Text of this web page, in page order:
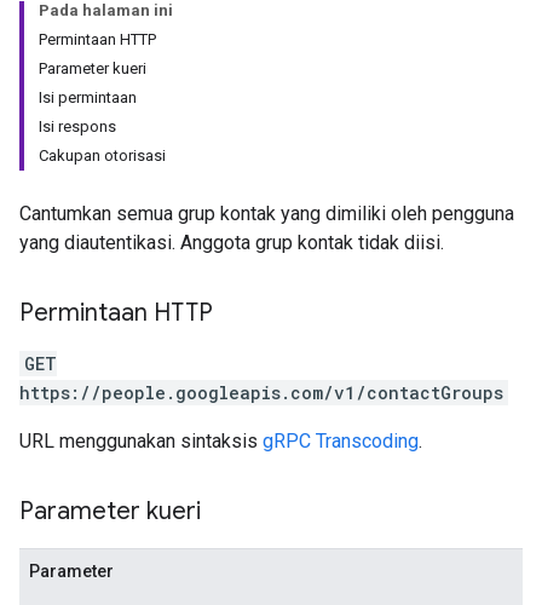
Pada halaman ini
Permintaan HTTP
Parameter kueri
Isi permintaan
Isi respons
Cakupan otorisasi
Cantumkan semua grup kontak yang dimiliki oleh pengguna
yang diautentikasi. Anggota grup kontak tidak diisi.
Permintaan HTTP
GET
https://people.googleapis.com/v1/contactGroups
URL menggunakan sintaksis gRPC Transcoding.
Parameter kueri
Parameter